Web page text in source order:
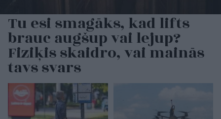
Tu esi smagāks, kad lifts
brauc augšup vai lejup?
Fiziķis skaidro, vai mainās
tavs svars